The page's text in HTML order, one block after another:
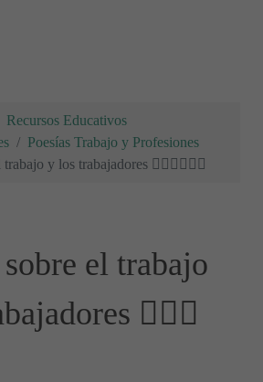
Recursos Educativos
Poesías Trabajo y Profesiones
y los trabajadores 👷🏻‍♂️👷🏻‍♀️
sobre el trabajo
👷🏻‍♂️